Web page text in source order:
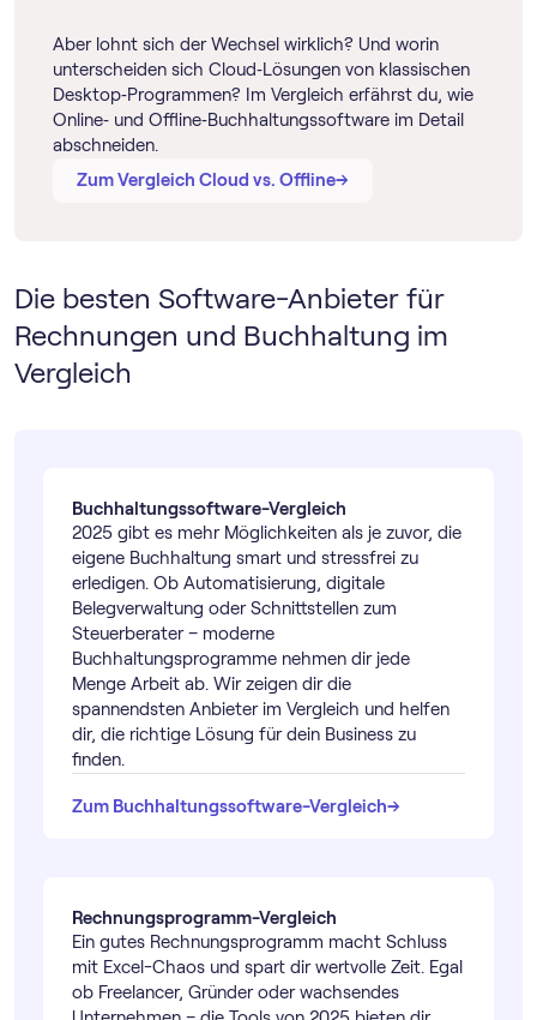
Aber lohnt sich der Wechsel wirklich? Und worin
unterscheiden sich Cloud‑Lösungen von klassischen
Desktop‑Programmen? Im Vergleich erfährst du, wie
Online‑ und Offline‑Buch­haltungs­software im Detail
abschneiden.
Zum Vergleich Cloud vs. Offline→
→
Die besten Software-Anbieter für
Rechnungen und Buchhaltung im
Vergleich
Buch­haltungs­software-Vergleich
2025 gibt es mehr Möglichkeiten als je zuvor, die
eigene Buchhaltung smart und stressfrei zu
erledigen. Ob Automatisierung, digitale
Belegverwaltung oder Schnittstellen zum
Steuerberater – moderne
Buchhaltungsprogramme nehmen dir jede
Menge Arbeit ab. Wir zeigen dir die
spannendsten Anbieter im Vergleich und helfen
dir, die richtige Lösung für dein Business zu
finden.
Zum Buch­haltungs­software-Vergleich→
→
Rechnungs­programm-Vergleich
Ein gutes Rechnungs­programm macht Schluss
mit Excel-Chaos und spart dir wertvolle Zeit. Egal
ob Freelancer, Gründer oder wachsendes